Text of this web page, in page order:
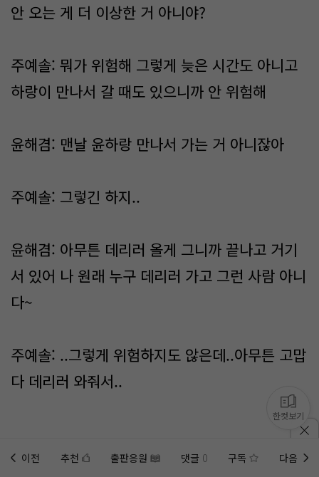
안 오는 게 더 이상한 거 아니야?
주예솔: 뭐가 위험해 그렇게 늦은 시간도 아니고
하랑이 만나서 갈 때도 있으니까 안 위험해
윤해겸: 맨날 윤하랑 만나서 가는 거 아니잖아
주예솔: 그렇긴 하지..
윤해겸: 아무튼 데리러 올게 그니까 끝나고 거기
서 있어 나 원래 누구 데리러 가고 그런 사람 아니
다~
주예솔: ..그렇게 위험하지도 않은데..아무튼 고맙
다 데리러 와줘서..
(○○마트)
이전 추천 출판응원 댓글 0 구독 다음
한컷보기
홈에미노벨 웹추가하기 미노벨 앱설치하기